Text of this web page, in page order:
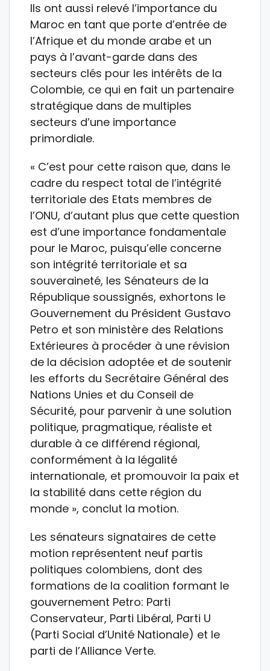
Ils ont aussi relevé l’importance du
Maroc en tant que porte d’entrée de
l’Afrique et du monde arabe et un
pays à l’avant-garde dans des
secteurs clés pour les intérêts de la
Colombie, ce qui en fait un partenaire
stratégique dans de multiples
secteurs d’une importance
primordiale.
« C’est pour cette raison que, dans le
cadre du respect total de l’intégrité
territoriale des Etats membres de
l’ONU, d’autant plus que cette question
est d’une importance fondamentale
pour le Maroc, puisqu’elle concerne
son intégrité territoriale et sa
souveraineté, les Sénateurs de la
République soussignés, exhortons le
Gouvernement du Président Gustavo
Petro et son ministère des Relations
Extérieures à procéder à une révision
de la décision adoptée et de soutenir
les efforts du Secrétaire Général des
Nations Unies et du Conseil de
Sécurité, pour parvenir à une solution
politique, pragmatique, réaliste et
durable à ce différend régional,
conformément à la légalité
internationale, et promouvoir la paix et
la stabilité dans cette région du
monde », conclut la motion.
Les sénateurs signataires de cette
motion représentent neuf partis
politiques colombiens, dont des
formations de la coalition formant le
gouvernement Petro: Parti
Conservateur, Parti Libéral, Parti U
(Parti Social d’Unité Nationale) et le
parti de l’Alliance Verte.